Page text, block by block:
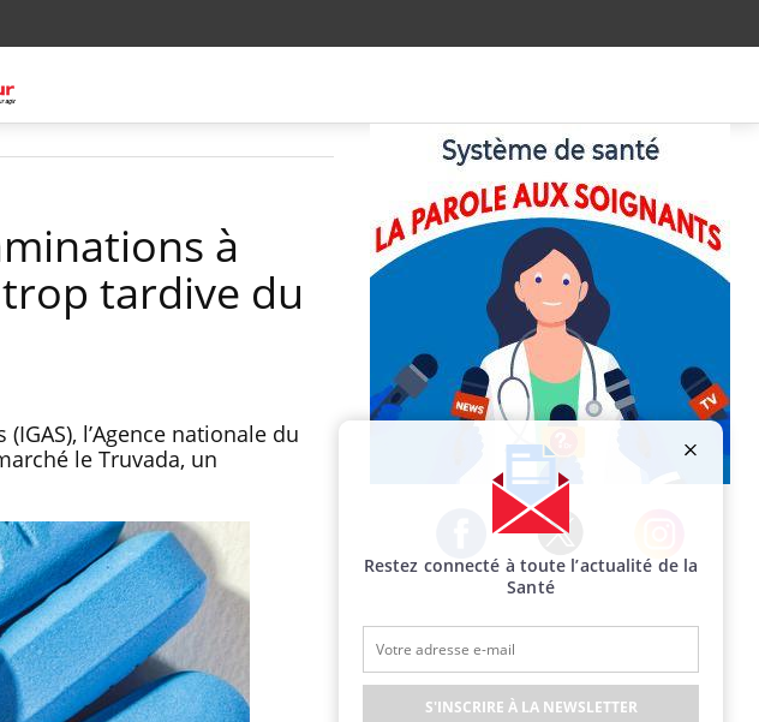
à
tardive du
l’Agence nationale du
le Truvada, un
Facebook Twitter Instagram
Restez connecté à toute l’actualité de la
Santé
S'INSCRIRE À LA NEWSLETTER